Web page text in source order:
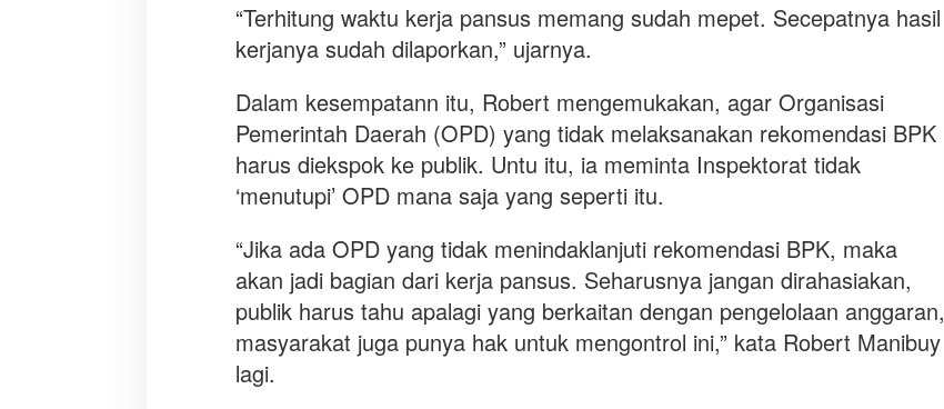
“Terhitung waktu kerja pansus memang sudah mepet. Secepatnya hasil
kerjanya sudah dilaporkan,” ujarnya.
Dalam kesempatann itu, Robert mengemukakan, agar Organisasi
Pemerintah Daerah (OPD) yang tidak melaksanakan rekomendasi BPK
harus diekspok ke publik. Untu itu, ia meminta Inspektorat tidak
‘menutupi’ OPD mana saja yang seperti itu.
“Jika ada OPD yang tidak menindaklanjuti rekomendasi BPK, maka
akan jadi bagian dari kerja pansus. Seharusnya jangan dirahasiakan,
publik harus tahu apalagi yang berkaitan dengan pengelolaan anggaran,
masyarakat juga punya hak untuk mengontrol ini,” kata Robert Manibuy
lagi.